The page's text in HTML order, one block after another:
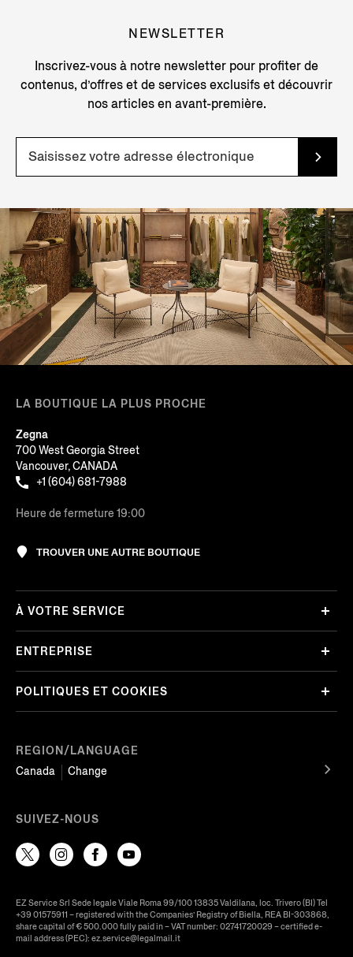
NEWSLETTER
Inscrivez-vous à notre newsletter pour profiter de
contenus, d’offres et de services exclusifs et découvrir
nos articles en avant-première.
LA BOUTIQUE LA PLUS PROCHE
Zegna
700 West Georgia Street
Vancouver, CANADA
+1 (604) 681-7988
Heure de fermeture 19:00
TROUVER UNE AUTRE BOUTIQUE
REGION/LANGUAGE
Canada
Change
À VOTRE SERVICE
ENTREPRISE
POLITIQUES ET COOKIES
SUIVEZ-NOUS
EZ Service Srl Sede legale Viale Roma 99/100 13835 Valdilana, loc. Trivero (BI) Tel
+39 01575911 – registered with the Companies’ Registry of Biella, REA BI-303868,
share capital of € 500.000 fully paid in – VAT number: 02741720029 – certified e-
mail address (PEC): ez.service@legalmail.it